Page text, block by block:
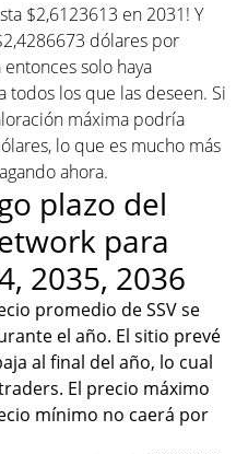
$2,6123613 en 2031! Y
dólares por
solo haya
todos los que las deseen. Si
máxima podría
lo que es mucho más
ahora.
plazo del
para
2035, 2036
promedio de SSV se
el año. El sitio prevé
al final del año, lo cual
El precio máximo
mínimo no caerá por